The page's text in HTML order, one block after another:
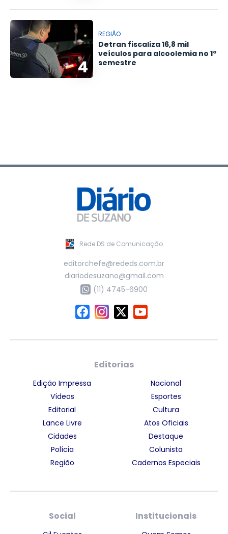
4
REGIÃO
Detran fiscaliza 16,8 mil
veículos para alcoolemia no 1º
semestre
Rede DS de Comunicação
editorchefe@rededs.com.br
diariodesuzano@gmail.com
(11) 4745-6900
Editorias
Edição Impressa
Vídeos
Editorial
Lance Livre
Cidades
Polícia
Região
Nacional
Esportes
Cultura
Atos Oficiais
Destaque
Colunista
Cadernos Especiais
Social Institucionais